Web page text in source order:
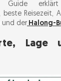
und Viet
Bucht:
Guide erklärt
beste Reisezeit,
und der Halong-
Lage